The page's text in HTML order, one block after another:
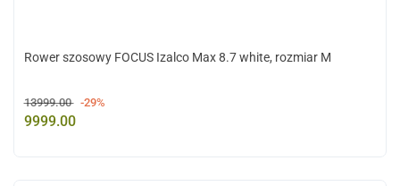
Rower szosowy FOCUS Izalco Max 8.7 white, rozmiar M
13999.00 -29%
9999.00